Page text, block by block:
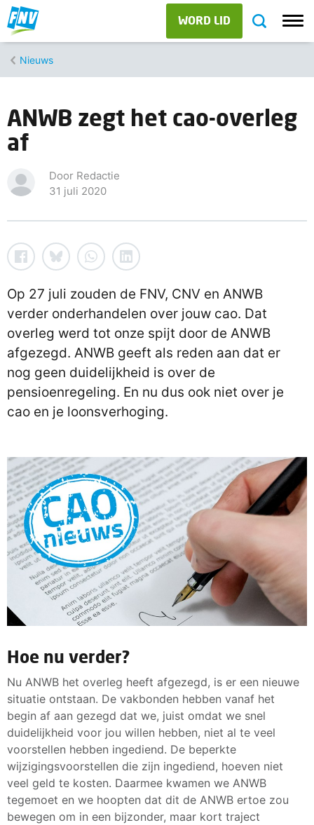
WORD LID
Nieuws
ANWB zegt het cao-overleg
af
Door Redactie
31 juli 2020
Op 27 juli zouden de FNV, CNV en ANWB
verder onderhandelen over jouw cao. Dat
overleg werd tot onze spijt door de ANWB
afgezegd. ANWB geeft als reden aan dat er
nog geen duidelijkheid is over de
pensioenregeling. En nu dus ook niet over je
cao en je loonsverhoging.
Hoe nu verder?
Nu ANWB het overleg heeft afgezegd, is er een nieuwe
situatie ontstaan. De vakbonden hebben vanaf het
begin af aan gezegd dat we, juist omdat we snel
duidelijkheid voor jou willen hebben, niet al te veel
voorstellen hebben ingediend. De beperkte
wijzigingsvoorstellen die zijn ingediend, hoeven niet
veel geld te kosten. Daarmee kwamen we ANWB
tegemoet en we hoopten dat dit de ANWB ertoe zou
bewegen om in een bijzonder, maar kort traject